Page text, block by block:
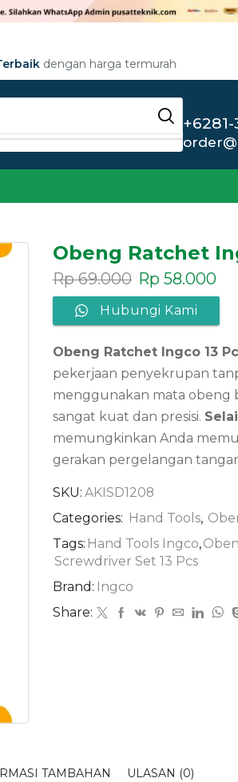
dengan harga termurah
Obeng Ratchet
Rp69.000 Rp 58.000
Hubungi Kami
Obeng Ratchet Ingco 13
pekerjaan penyekrupan
menggunakan mata obeng
sangat kuat dan presisi.
memungkinkan Anda
gerakan pergelangan
SKU: AKISD1208
Categories: Hand Tools,
Tags: Hand Tools Ingco,
Screwdriver Set 13 Pcs
Brand: Ingco
Share:
TAMBAHAN ULASAN (0)